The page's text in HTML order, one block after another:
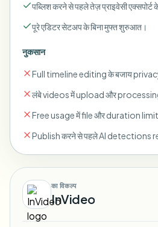
पब्लिश करने से पहले तेज़ प्राइवेसी एक्सपोर्ट
पूरे एडिटर सेटअप के बिना मुफ्त शुरुआत।
नुकसान
Full timeline editing के बजाय
लंबे videos में upload और
Free usage में file और duration
Publish करने से पहले AI detections
का विकल्प
InVideo